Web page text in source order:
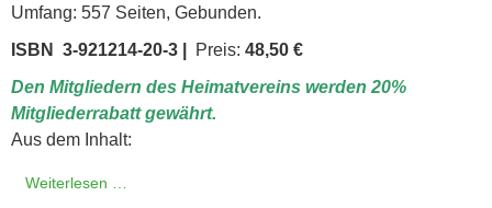
Umfang: 557 Seiten, Gebunden.
ISBN 3-921214-20-3 |
Preis: 48,50 €
Den Mitgliedern des Heimatvereins werden 20%
Mitgliederrabatt gewährt.
Aus dem Inhalt:
Weiterlesen …